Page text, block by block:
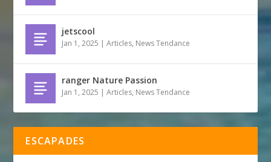
jetscool
Jan 1, 2025 |Articles, News Tendance
ranger Nature Passion
Jan 1, 2025 |Articles, News Tendance
ESCAPADES